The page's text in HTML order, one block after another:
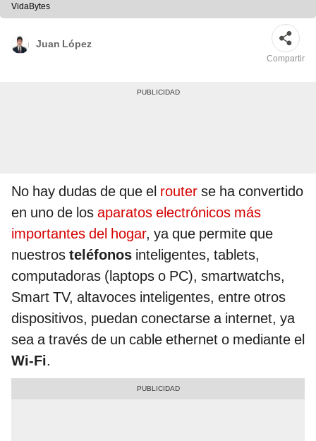
VidaBytes
Juan López
Compartir
No hay dudas de que el router se ha convertido
en uno de los aparatos electrónicos más
importantes del hogar, ya que permite que
nuestros teléfonos inteligentes, tablets,
computadoras (laptops o PC), smartwatchs,
Smart TV, altavoces inteligentes, entre otros
dispositivos, puedan conectarse a internet, ya
sea a través de un cable ethernet o mediante el
Wi-Fi.